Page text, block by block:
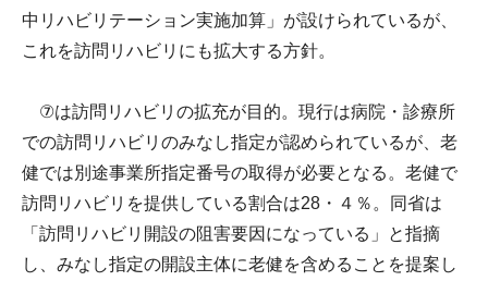
中リハビリテーション実施加算」が設けられているが、
これを訪問リハビリにも拡大する方針。
⑦は訪問リハビリの拡充が目的。現行は病院・診療所
での訪問リハビリのみなし指定が認められているが、老
健では別途事業所指定番号の取得が必要となる。老健で
訪問リハビリを提供している割合は28・４％。同省は
「訪問リハビリ開設の阻害要因になっている」と指摘
し、みなし指定の開設主体に老健を含めることを提案し